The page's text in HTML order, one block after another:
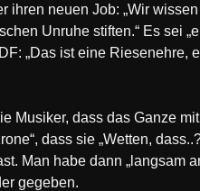
ihren neuen Job: „Wir
Unruhe stiften.“ Es sei
„Das ist eine
Musiker, dass das Ganze
dass sie „Wetten,
Man habe dann „langsam
gegeben.